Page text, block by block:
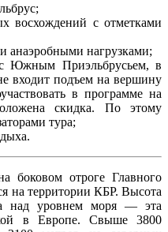
восхождений с отметками
анаэробными нагрузками;
с Южным Приэльбрусьем, в
входит подъем на вершину
в программе на
скидка. По этому
тура;
боковом отроге Главного
на территории КБР. Высота
над уровнем моря — эта
в Европе. Свыше 3800